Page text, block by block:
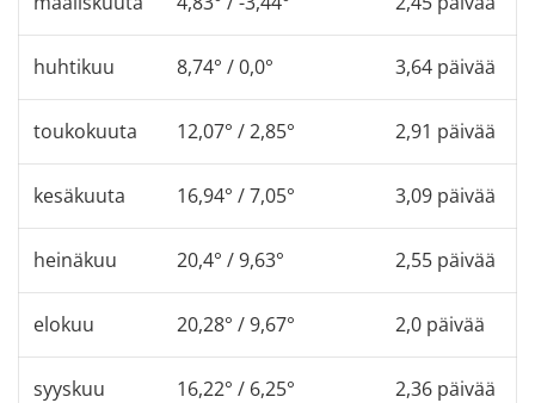
huhtikuu 8,74° / 0,0° 3,64 päivää
toukokuuta 12,07° / 2,85° 2,91 päivää
kesäkuuta 16,94° / 7,05° 3,09 päivää
heinäkuu 20,4° / 9,63° 2,55 päivää
elokuu 20,28° / 9,67° 2,0 päivää
syyskuu 16,22° / 6,25° 2,36 päivää